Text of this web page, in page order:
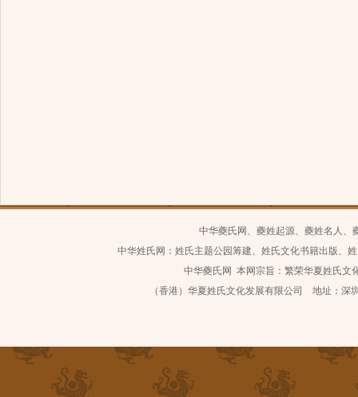
中华夔氏网、夔姓起源、夔姓名人、
中华姓氏网：姓氏主题公园筹建、姓氏文化书籍出版、
中华夔氏网 本网宗旨：繁荣华夏姓氏文
（香港）华夏姓氏文化发展有限公司 地址：